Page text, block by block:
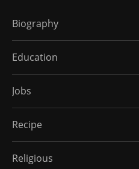
Biography
Education
Jobs
Recipe
Religious